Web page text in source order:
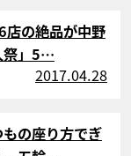
店の絶品が中野
祭」5…
2017.04.28
の座り方でぎ